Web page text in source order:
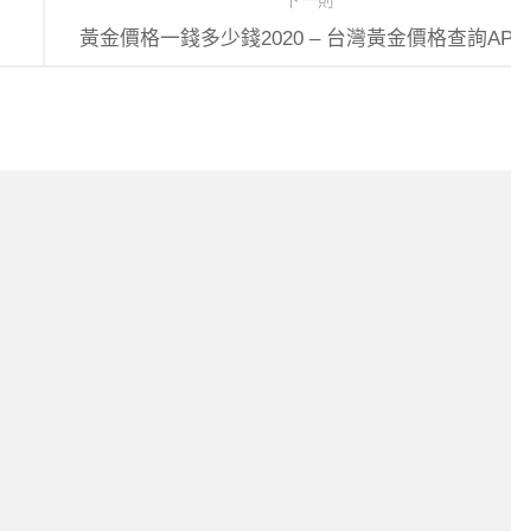
黃金價格一錢多少錢2020 – 台灣黃金價格查詢